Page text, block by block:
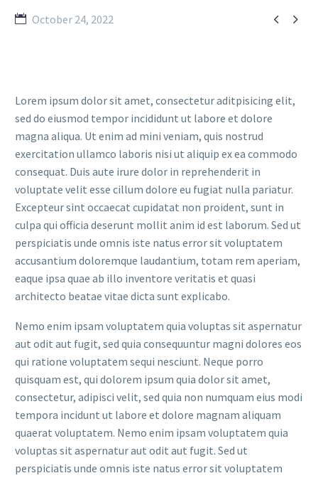
 
October 24, 2022
Lorem ipsum dolor sit amet, consectetur aditpisicing elit,
sed do eiusmod tempor incididunt ut labore et dolore
magna aliqua. Ut enim ad mini veniam, quis nostrud
exercitation ullamco laboris nisi ut aliquip ex ea commodo
consequat. Duis aute irure dolor in reprehenderit in
voluptate velit esse cillum dolore eu fugiat nulla pariatur.
Excepteur sint occaecat cupidatat non proident, sunt in
culpa qui officia deserunt mollit anim id est laborum. Sed ut
perspiciatis unde omnis iste natus error sit voluptatem
accusantium doloremque laudantium, totam rem aperiam,
eaque ipsa quae ab illo inventore veritatis et quasi
architecto beatae vitae dicta sunt explicabo.
Nemo enim ipsam voluptatem quia voluptas sit aspernatur
aut odit aut fugit, sed quia consequuntur magni dolores eos
qui ratione voluptatem sequi nesciunt. Neque porro
quisquam est, qui dolorem ipsum quia dolor sit amet,
consectetur, adipisci velit, sed quia non numquam eius modi
tempora incidunt ut labore et dolore magnam aliquam
quaerat voluptatem. Nemo enim ipsam voluptatem quia
voluptas sit aspernatur aut odit aut fugit. Sed ut
perspiciatis unde omnis iste natus error sit voluptatem